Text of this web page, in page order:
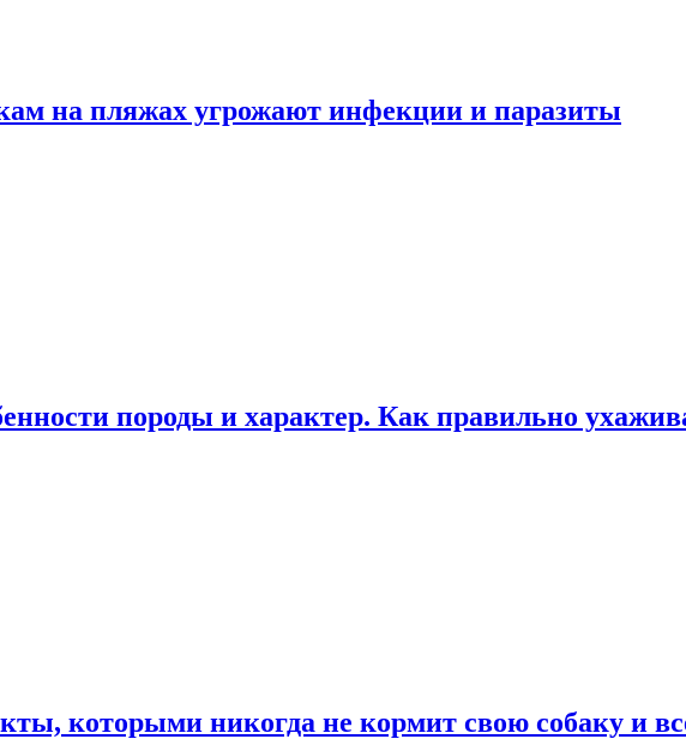
на пляжах угрожают инфекции и паразиты
породы и характер. Как правильно
которыми никогда не кормит свою собаку и